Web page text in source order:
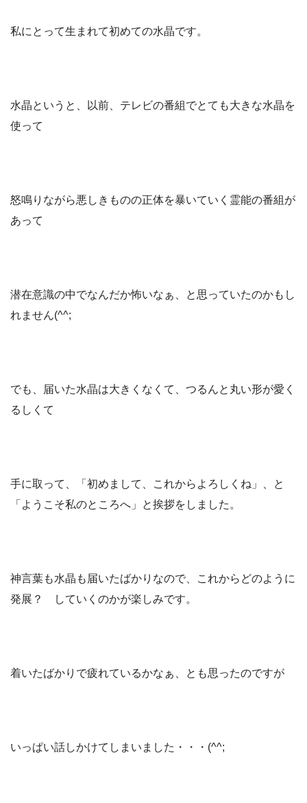
私にとって生まれて初めての水晶です。
水晶というと、以前、テレビの番組でとても大きな水晶を
使って
怒鳴りながら悪しきものの正体を暴いていく霊能の番組が
あって
潜在意識の中でなんだか怖いなぁ、と思っていたのかもし
れません(^^;
でも、届いた水晶は大きくなくて、つるんと丸い形が愛く
るしくて
手に取って、「初めまして、これからよろしくね」、と
「ようこそ私のところへ」と挨拶をしました。
神言葉も水晶も届いたばかりなので、これからどのように
発展？ していくのかが楽しみです。
着いたばかりで疲れているかなぁ、とも思ったのですが
いっぱい話しかけてしまいました・・・(^^;